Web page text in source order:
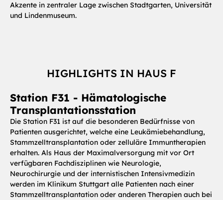
Akzente in zentraler Lage zwischen Stadtgarten, Universität
und Lindenmuseum.
HIGHLIGHTS IN HAUS F
Station F31 - Hämatologische
Transplantationsstation
Die Station F31 ist auf die besonderen Bedürfnisse von
Patienten ausgerichtet, welche eine Leukämiebehandlung,
Stammzelltransplantation oder zelluläre Immuntherapien
erhalten. Als Haus der Maximalversorgung mit vor Ort
verfügbaren Fachdisziplinen wie Neurologie,
Neurochirurgie und der internistischen Intensivmedizin
werden im Klinikum Stuttgart alle Patienten nach einer
Stammzelltransplantation oder anderen Therapien auch bei